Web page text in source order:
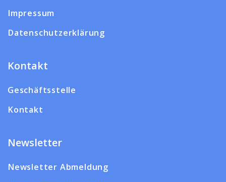
Impressum
Datenschutzerklärung
Kontakt
Geschäftsstelle
Kontakt
Newsletter
Newsletter Abmeldung